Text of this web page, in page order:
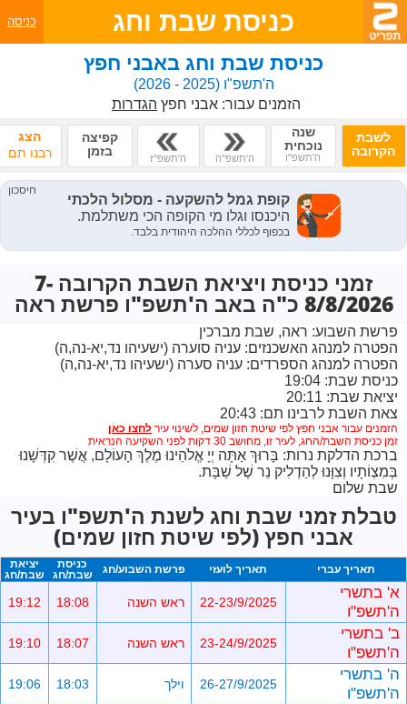
כניסת שבת וחג כניסה
כניסת שבת וחג באבני חפץ
ה'תשפ"ו(2025 - 2026)
הזמנים עבור: אבני חפץ הגדרות
לשבת
הקרובה
שנה
נוכחית
ה'תשפ"ו ה'תשפ"ה ה'תשפ"ז
קפיצה
בזמן
הצג
רבנו תם
זמני כניסת ויציאת השבת הקרובה 7-
8/8/2026 כ"ה באב ה'תשפ"ו פרשת ראה
פרשת השבוע: ראה, שבת מברכין
הפטרה למנהג האשכנזים: עניה סוערה (ישעיהו נד,יא-נה,ה)
הפטרה למנהג הספרדים: עניה סערה (ישעיהו נד,יא-נה,ה)
כניסת שבת: 19:04
יציאת שבת: 20:11
צאת השבת לרבינו תם: 20:43
הזמנים עבור אבני חפץ לפי שיטת חזון שמים, לשינוי עיר
זמן כניסת השבת/החג, לעיר זו, מחושב 30 דקות לפני השקיעה הנראית
ברכת הדלקת נרות: בָּרוּךְ אַתָּה יְיָ אֱלֹהֵינוּ מֶלֶךְ הָעוֹלָם, אֲשֶׁר קִדְּשָׁנוּ
בְּמִצְוֹתָיו וְצִוָּנוּ לְהַדְלִיק נֵר שֶׁל שַׁבָּת.
שבת שלום
טבלת זמני שבת וחג לשנת ה'תשפ"ו בעיר
אבני חפץ (לפי שיטת חזון שמים)
תאריך עברי תאריך לועזי פרשת השבוע/חג
כניסת
שבת/חג
יציאת
שבת/חג
א' בתשרי
ה'תשפ"ו
22-23/9/2025 ראש השנה 18:08
19:12
ב' בתשרי
ה'תשפ"ו
23-24/9/2025 ראש השנה 18:07
19:10
ה' בתשרי
ה'תשפ"ו
26-27/9/2025 וילך 18:03
19:06